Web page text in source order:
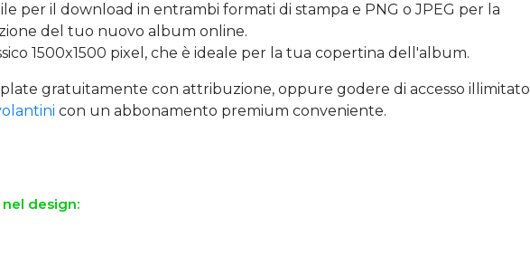
per il download in entrambi formati di stampa e PNG o JPEG per la
del tuo nuovo album online.
1500x1500 pixel, che è ideale per la tua copertina dell'album.
gratuitamente con attribuzione, oppure godere di accesso illimitato
con un abbonamento premium conveniente.
design: